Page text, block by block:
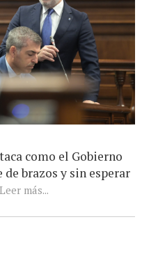
como el Gobierno
brazos y sin esperar
Leer más...